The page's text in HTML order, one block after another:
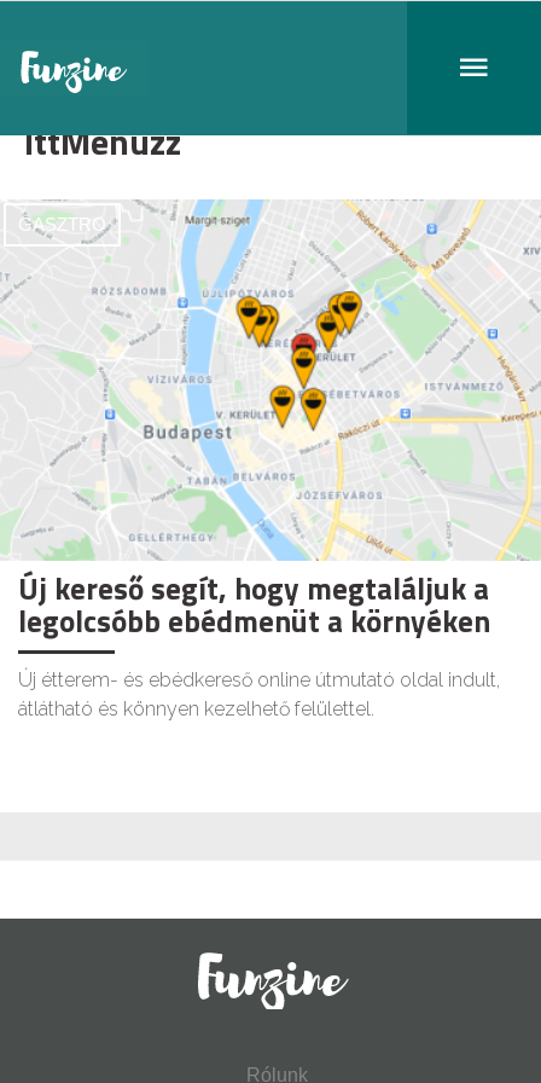
IttMenüzz
GASZTRO
Új kereső segít, hogy megtaláljuk a
legolcsóbb ebédmenüt a környéken
Új étterem- és ebédkereső online útmutató oldal indult,
átlátható és könnyen kezelhető felülettel.
Rólunk